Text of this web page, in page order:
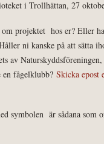
i Trollhättan, 27
projektet hos er? Eller
ni kanske på att sätta
av
fågelklubb? Skicka epost
symbolen är sådana som